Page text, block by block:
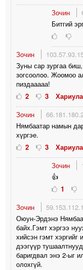
Зочин
Битгий
Зочин
Зуны сар зургаа
зогсоолoo. Жоомоо
пиздааааа!
2
3
Зочин
Нямбаатар намын
хүргэе.
2
3
Зочин
👍
1
Зочин
Оюун-Эрдэнэ
байх.Гэмт хэргээ
хийсэн гэмт
дээгүүр
баригдвал энэ 2-ыг
олохгүй.